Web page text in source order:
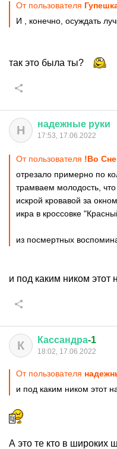
От пользователя
И , конечно, осуждать
так это была ты?
Н надежные руки
17:53, 17.06.2022
От пользователя !Во
отрезало примерно по
трамваем молодость,
искрой кровавой за
икра в кроссовке
из посмертных
и под каким ником этот
К Кассандра-1
18:02, 17.06.2022
От пользователя
и под каким ником этот
А это те кто в широких